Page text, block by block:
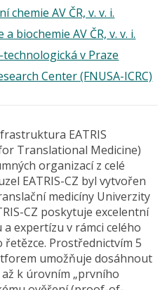
AV ČR, v. v. i.
biochemie AV ČR, v. v. i.
v Praze
Center (FNUSA-ICRC)
EATRIS
Translational Medicine)
organizací z celé
EATRIS-CZ byl vytvořen
medicíny Univerzity
CZ poskytuje excelentní
expertízu v rámci celého
Prostřednictvím 5
umožňuje dosáhnout
k úrovním „prvního